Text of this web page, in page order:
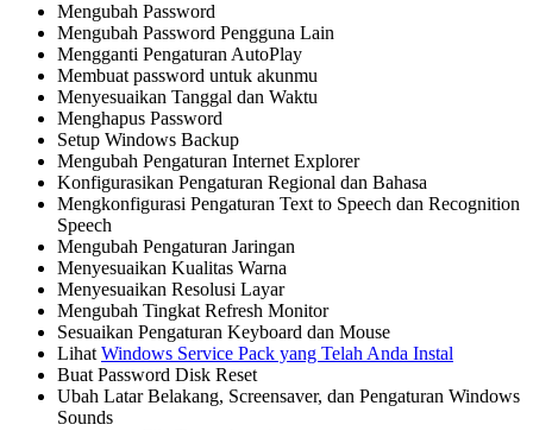
Mengubah Password
Mengubah Password Pengguna Lain
Mengganti Pengaturan AutoPlay
Membuat password untuk akunmu
Menyesuaikan Tanggal dan Waktu
Menghapus Password
Setup Windows Backup
Mengubah Pengaturan Internet Explorer
Konfigurasikan Pengaturan Regional dan Bahasa
Mengkonfigurasi Pengaturan Text to Speech dan Recognition
Speech
Mengubah Pengaturan Jaringan
Menyesuaikan Kualitas Warna
Menyesuaikan Resolusi Layar
Mengubah Tingkat Refresh Monitor
Sesuaikan Pengaturan Keyboard dan Mouse
LihatWindows Service Pack yang Telah Anda Instal
Buat Password Disk Reset
Ubah Latar Belakang, Screensaver, dan Pengaturan Windows
Sounds